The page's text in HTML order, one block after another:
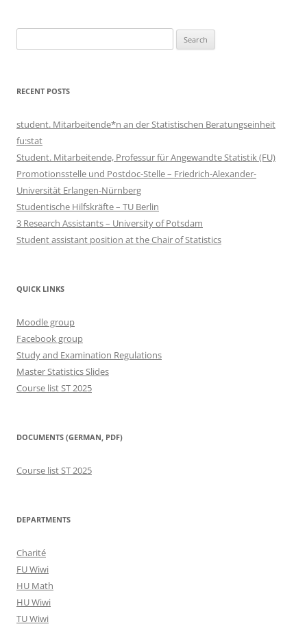
for:
RECENT POSTS
student. Mitarbeitende*n an der Statistischen Beratungseinheit
fu:stat
Student. Mitarbeitende, Professur für Angewandte Statistik (FU)
Promotionsstelle und Postdoc-Stelle – Friedrich-Alexander-
Universität Erlangen-Nürnberg
Studentische Hilfskräfte – TU Berlin
3 Research Assistants – University of Potsdam
Student assistant position at the Chair of Statistics
QUICK LINKS
Moodle group
Facebook group
Study and Examination Regulations
Master Statistics Slides
Course list ST 2025
DOCUMENTS (GERMAN, PDF)
Course list ST 2025
DEPARTMENTS
Charité
FU Wiwi
HU Math
HU Wiwi
TU Wiwi